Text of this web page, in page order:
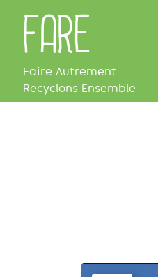
FARE
Faire Autrement
Recyclons Ensemble